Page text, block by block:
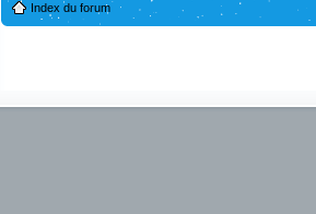
Index du forum